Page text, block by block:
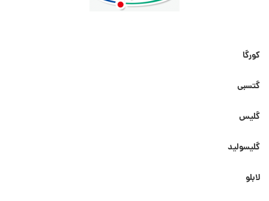
کورگا
گتسبی
گلیس
گلیسولید
لابلو